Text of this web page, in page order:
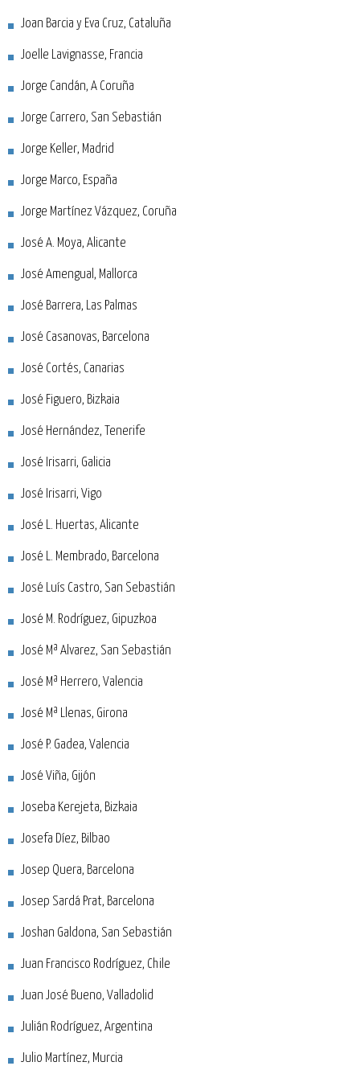
Joan Barcia y Eva Cruz, Cataluña
Joelle Lavignasse, Francia
Jorge Candán, A Coruña
Jorge Carrero, San Sebastián
Jorge Keller, Madrid
Jorge Marco, España
Jorge Martínez Vázquez, Coruña
José A. Moya, Alicante
José Amengual, Mallorca
José Barrera, Las Palmas
José Casanovas, Barcelona
José Cortés, Canarias
José Figuero, Bizkaia
José Hernández, Tenerife
José Irisarri, Galicia
José Irisarri, Vigo
José L. Huertas, Alicante
José L. Membrado, Barcelona
José Luís Castro, San Sebastián
José M. Rodríguez, Gipuzkoa
José Mª Alvarez, San Sebastián
José Mª Herrero, Valencia
José Mª Llenas, Girona
José P. Gadea, Valencia
José Viña, Gijón
Joseba Kerejeta, Bizkaia
Josefa Díez, Bilbao
Josep Quera, Barcelona
Josep Sardá Prat, Barcelona
Joshan Galdona, San Sebastián
Juan Francisco Rodríguez, Chile
Juan José Bueno, Valladolid
Julián Rodríguez, Argentina
Julio Martínez, Murcia